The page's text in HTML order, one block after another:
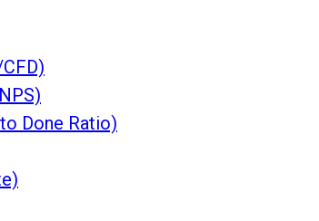
Done Ratio)